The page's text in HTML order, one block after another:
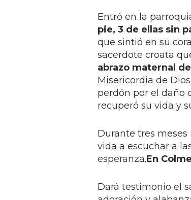
Entró en la
pie, 3 de ellas sin
que sintió en su
sacerdote croata
abrazo maternal
Misericordia de
perdón por el daño
recuperó su vida y
Durante tres meses
vida a escuchar a
esperanza.En
Dará testimonio el